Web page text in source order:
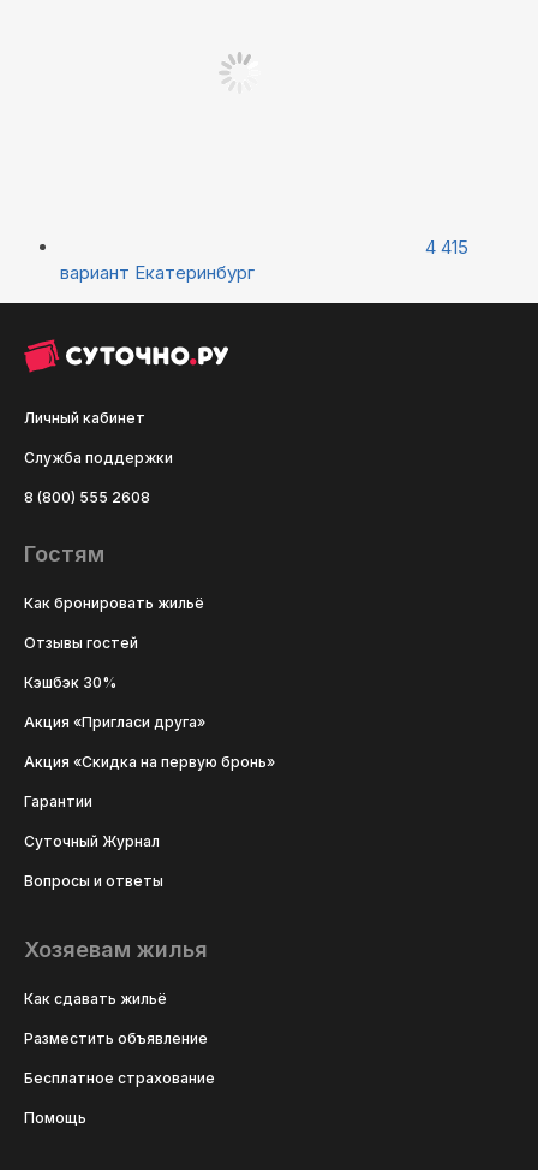
4 415
вариант Екатеринбург
Личный кабинет
Служба поддержки
8 (800) 555 2608
Гостям
Как бронировать жильё
Отзывы гостей
Кэшбэк 30%
Акция «Пригласи друга»
Акция «Скидка на первую бронь»
Гарантии
Суточный Журнал
Вопросы и ответы
Хозяевам жилья
Как сдавать жильё
Разместить объявление
Бесплатное страхование
Помощь